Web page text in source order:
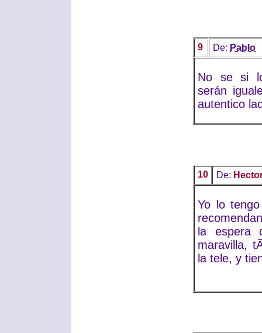
9 De: Pablo
No se si
serán
autentico
10 De:
Yo lo
la espera
maravilla,
la tele, y